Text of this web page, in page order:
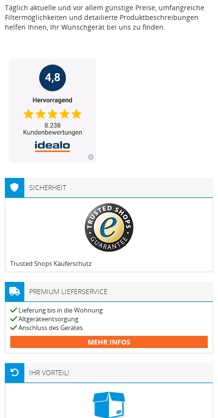
Täglich aktuelle und vor allem günstige Preise, umfangreiche
Filtermöglichkeiten und detailierte Produktbeschreibungen
helfen Ihnen, Ihr Wunschgerät bei uns zu finden.
SICHERHEIT
Trusted Shops Käuferschutz
PREMIUM LIEFERSERVICE
Lieferung bis in die Wohnung
Altgeräteentsorgung
Anschluss des Gerätes
MEHR INFOS
IHR VORTEIL!